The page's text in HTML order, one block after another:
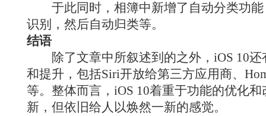
于此同时，相簿中新增了自动分类功能
识别，然后自动归类等。
结语
除了文章中所叙述到的之外，iOS 10还
和提升，包括Siri开放给第三方应用商、
等。整体而言，iOS 10着重于功能的优化
新，但依旧给人以焕然一新的感觉。